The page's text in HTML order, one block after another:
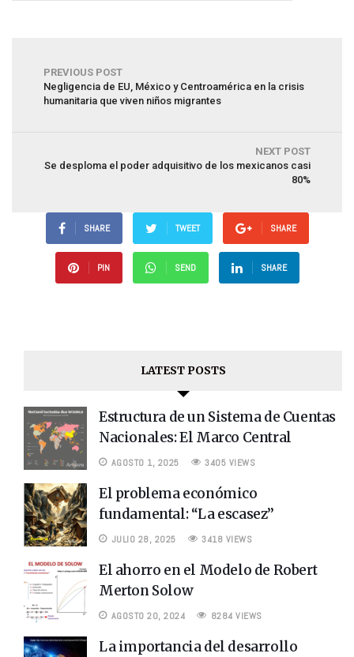
PREVIOUS POST
Negligencia de EU, México y Centroamérica en la crisis
humanitaria que viven niños migrantes
NEXT POST
Se desploma el poder adquisitivo de los mexicanos casi
80%
SHARE TWEET SHARE
PIN SEND SHARE
LATEST POSTS
Estructura de un Sistema de Cuentas
Nacionales: El Marco Central
AGOSTO 1, 2025 3405 VIEWS
El problema económico
fundamental: “La escasez”
JULIO 28, 2025 3418 VIEWS
El ahorro en el Modelo de Robert
Merton Solow
AGOSTO 20, 2024 8284 VIEWS
La importancia del desarrollo